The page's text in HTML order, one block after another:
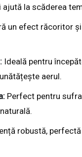
ajută la scăderea
un efect răcoritor
Ideală pentru
aerul.
Perfect pentru
robustă,